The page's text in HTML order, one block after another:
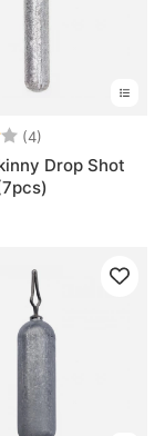
(4)
Drop Shot